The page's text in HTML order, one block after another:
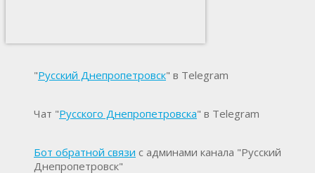
"Русский Днепропетровск" в Telegram
Чат "Русского Днепропетровска" в Telegram
Бот обратной связи с админами канала "Русский
Днепропетровск"